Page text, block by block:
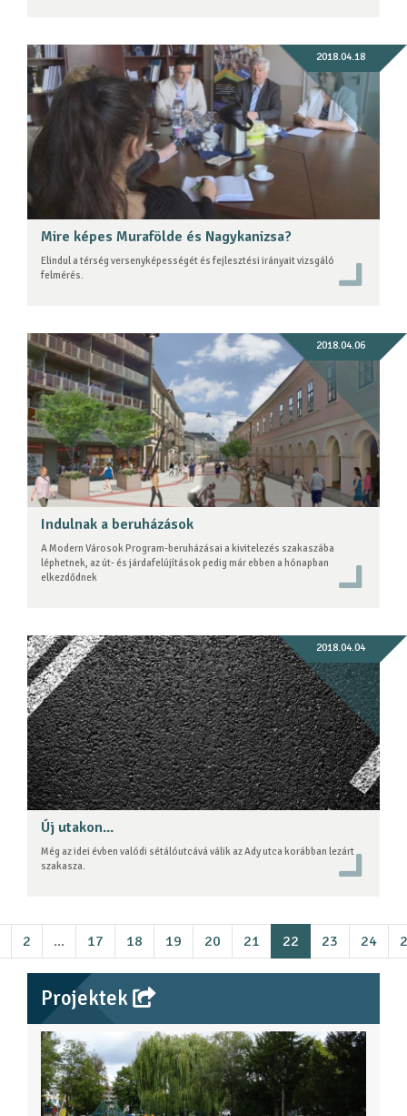
2018.04.18
Mire képes Murafölde és Nagykanizsa?
Elindul a térség versenyképességét és fejlesztési irányait vizsgáló
felmérés.
2018.04.06
Indulnak a beruházások
A Modern Városok Program-beruházásai a kivitelezés szakaszába
léphetnek, az út- és járdafelújítások pedig már ebben a hónapban
elkezdődnek
2018.04.04
Új utakon...
Még az idei évben valódi sétálóutcává válik az Ady utca korábban lezárt
szakasza.
2 ... 17 18 19 20 21 22 23 24
Projektek